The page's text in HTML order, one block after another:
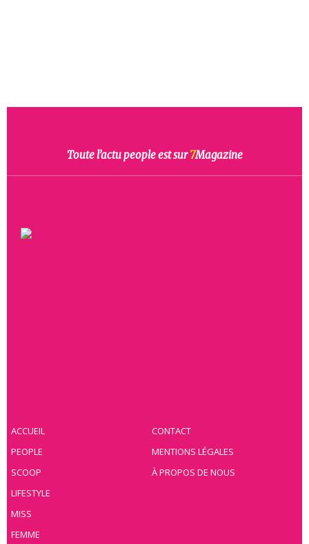
Toute l’actu people est sur7Magazine
ACCUEIL
PEOPLE
SCOOP
LIFESTYLE
MISS
FEMME
CONTACT
MENTIONS LÉGALES
À PROPOS DE NOUS